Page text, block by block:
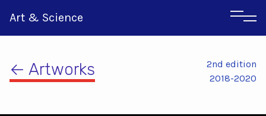
Art & Science
← Artworks
2nd edition
2018-2020